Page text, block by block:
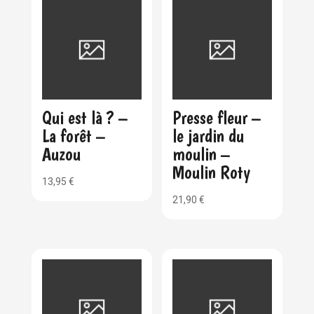
Qui est là ? –
La forêt –
Auzou
13,95 €
Presse fleur –
le jardin du
moulin –
Moulin Roty
21,90€